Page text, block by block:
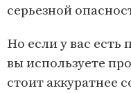
серьезной
Но если у вас
вы используете
стоит аккуратнее